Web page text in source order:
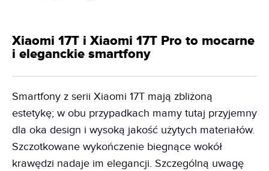
Xiaomi 17T i Xiaomi 17T Pro to mocarne
i eleganckie smartfony
Smartfony z serii Xiaomi 17T mają zbliżoną
estetykę; w obu przypadkach mamy tutaj przyjemny
dla oka design i wysoką jakość użytych materiałów.
Szczotkowane wykończenie biegnące wokół
krawędzi nadaje im elegancji. Szczególną uwagę